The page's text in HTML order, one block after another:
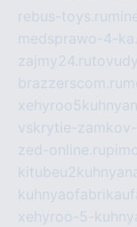
rebus-toys.ru
medsprawo-4-
zajmy24.ru
brazzerscom.ru
vskrytie-
zed-online.ru
xehyroo-5-